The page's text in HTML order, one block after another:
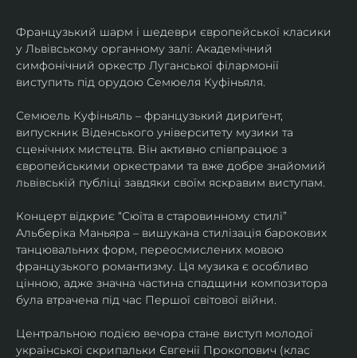
Французький шарм і шедеври європейської класики
у Львівському органному залі: Академічний
симфонічний оркестр Луганської філармонії
виступить під орудою Семюеля Куфіньяля.
Семюель Куфіньяль – французький дириґент,
випускник Віденського університету музики та
сценічних мистецтв. Він активно співпрацює з
європейськими оркестрами та вже добре знайомий
львівській публіці завдяки своїм яскравим виступам.
Концерт відкриє “Сюїта в старовинному стилі”
Альберіка Маньяра – вишукана стилізація барокових
танцювальних форм, переосмислених мовою
французького романтизму. Ця музика є особливо
цінною, адже значна частина спадщини композитора
була втрачена під час Першої світової війни.
Центральною подією вечора стане виступ молодої
української скрипальки Євгенії Прокопович (клас